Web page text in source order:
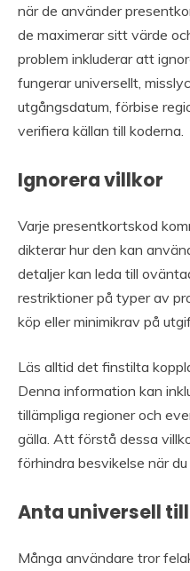
när de använder
de maximerar sitt värde
problem inkluderar att
fungerar universellt,
utgångsdatum, förbise
verifiera källan till koderna.
Ignorera villkor
Varje presentkortskod
dikterar hur den kan
detaljer kan leda till
restriktioner på typer av
köp eller minimikrav på
Läs alltid det finstilta
Denna information kan
tillämpliga regioner och
gälla. Att förstå dessa
förhindra besvikelse när
Anta universell
Många användare tror